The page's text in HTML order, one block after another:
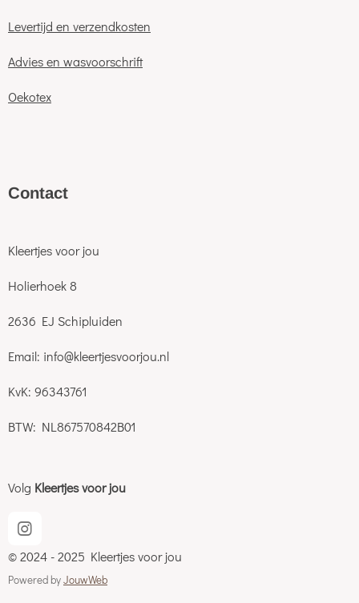
Levertijd en verzendkosten
Advies en wasvoorschrift
Oekotex
Contact
Kleertjes voor jou
Holierhoek 8
2636 EJ Schipluiden
Email: info@kleertjesvoorjou.nl
KvK: 96343761
BTW: NL867570842B01
Volg Kleertjes voor jou
I
n
s
t
© 2024 - 2025 Kleertjes voor jou
Powered byJouwWeb